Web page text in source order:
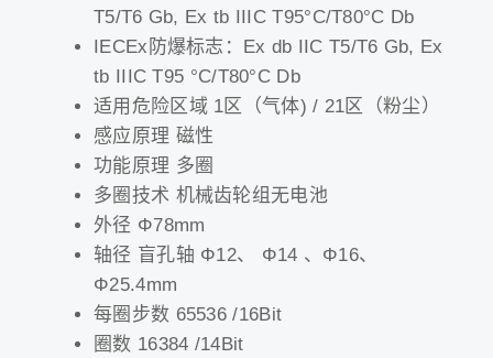
T5/T6 Gb, Ex tb IIIC T95°C/T80°C Db
IECEx防爆标志：Ex db IIC T5/T6 Gb, Ex
tb IIIC T95 °C/T80°C Db
适用危险区域 1区（气体) / 21区（粉尘）
感应原理 磁性
功能原理 多圈
多圈技术 机械齿轮组无电池
外径 Φ78mm
轴径 盲孔轴 Φ12、 Φ14 、Φ16、
Φ25.4mm
每圈步数 65536 /16Bit
圈数 16384 /14Bit